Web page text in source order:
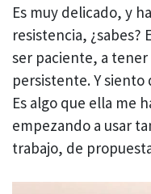
Es muy delicado, y
resistencia, ¿sabes?
ser paciente, a
persistente. Y siento
Es algo que ella me
empezando a usar
trabajo, de